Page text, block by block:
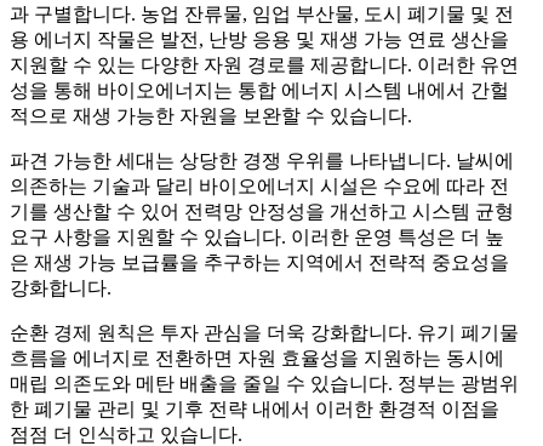
과 구별합니다. 농업 잔류물, 임업 부산물, 도시 폐기물 및 전
용 에너지 작물은 발전, 난방 응용 및 재생 가능 연료 생산을
지원할 수 있는 다양한 자원 경로를 제공합니다. 이러한 유연
성을 통해 바이오에너지는 통합 에너지 시스템 내에서 간헐
적으로 재생 가능한 자원을 보완할 수 있습니다.
파견 가능한 세대는 상당한 경쟁 우위를 나타냅니다. 날씨에
의존하는 기술과 달리 바이오에너지 시설은 수요에 따라 전
기를 생산할 수 있어 전력망 안정성을 개선하고 시스템 균형
요구 사항을 지원할 수 있습니다. 이러한 운영 특성은 더 높
은 재생 가능 보급률을 추구하는 지역에서 전략적 중요성을
강화합니다.
순환 경제 원칙은 투자 관심을 더욱 강화합니다. 유기 폐기물
흐름을 에너지로 전환하면 자원 효율성을 지원하는 동시에
매립 의존도와 메탄 배출을 줄일 수 있습니다. 정부는 광범위
한 폐기물 관리 및 기후 전략 내에서 이러한 환경적 이점을
점점 더 인식하고 있습니다.